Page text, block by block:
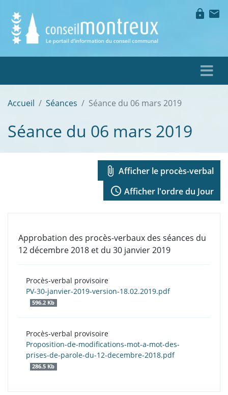
lock mail
Accueil Séances Séance du 06 mars 2019
Séance du 06 mars 2019
attach_file Afficher le procès-verbal
access_time Afficher l'ordre du Jour
Approbation des procès-verbaux des séances du
12 décembre 2018 et du 30 janvier 2019
Procès-verbal provisoire
PV-30-janvier-2019-version-18.02.2019.pdf
596.2 Kb
Procès-verbal provisoire
Proposition-de-modifications-mot-a-mot-des-
prises-de-parole-du-12-decembre-2018.pdf
286.5 Kb